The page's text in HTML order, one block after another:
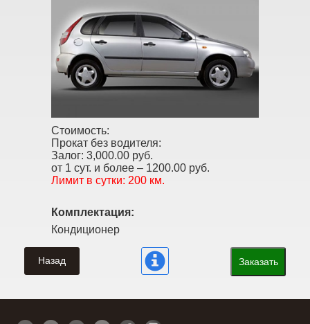
Стоимость:
Прокат без водителя:
Залог: 3,000.00 руб.
от 1 сут. и более – 1200.00 руб.
Лимит в сутки: 200 км.
Комплектация:
Кондиционер
Назад Заказать